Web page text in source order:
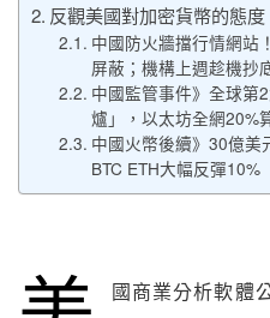
反觀美國對加密貨幣的態度
中國防火牆擋行情網站
屏蔽；機構上週趁機抄
中國監管事件》全球第
爐」，以太坊全網20%
中國火幣後續》30億美
BTC ETH大幅反彈10%
國商業分析軟體